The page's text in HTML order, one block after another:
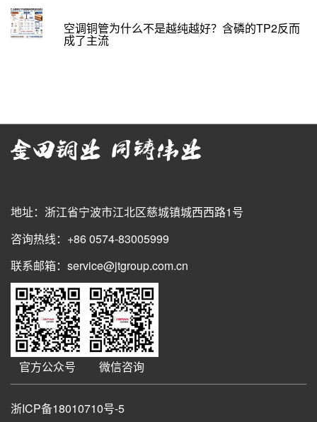
空调铜管为什么不是越纯越好？含磷的TP2反而
成了主流
地址：浙江省宁波市江北区慈城镇城西西路1号
咨询热线：+86 0574-83005999
联系邮箱：service@jtgroup.com.cn
官方公众号 微信咨询
浙ICP备18010710号-5